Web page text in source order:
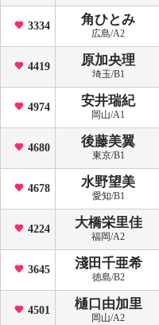
3334 角ひとみ
広島/A2
4419 原加央理
埼玉/B1
4974 安井瑞紀
岡山/A1
4680 後藤美翼
東京/B1
4678 水野望美
愛知/B1
4224 大橋栄里佳
福岡/A2
3645 淺田千亜希
徳島/B2
4501 樋口由加里
岡山/A2